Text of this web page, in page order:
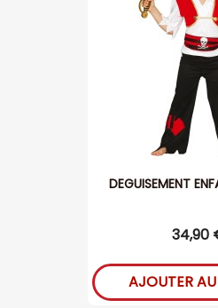
DEGUISEMENT
34,90
AJOUTER